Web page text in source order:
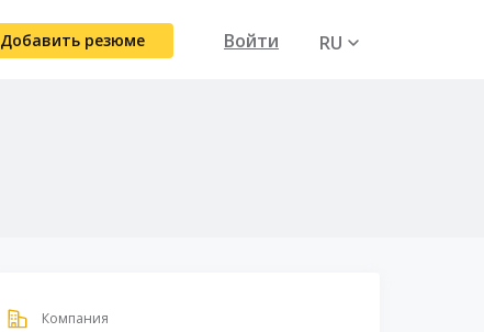
Добавить резюме Войти
RU
Компания